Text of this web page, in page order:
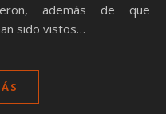
además de que
sido vistos…